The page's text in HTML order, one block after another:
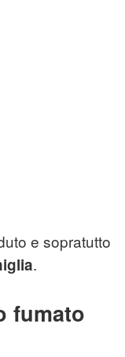
e sopratutto
.
fumato